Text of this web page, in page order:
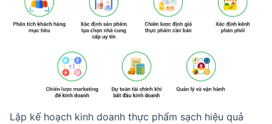
Lập kế hoạch kinh doanh thực phẩm sạch hiệu quả